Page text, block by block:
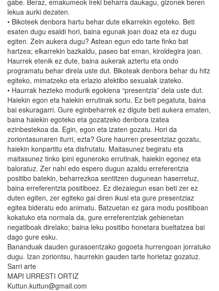
gabe. Beraz, emakumeok ireki beharra daukagu, gizonek beren
lekua aurki dezaten.
• Bikoteek denbora hartu behar dute elkarrekin egoteko. Beti
esaten dugu esaldi hori, baina egunak joan doaz eta ez dugu
egiten. Zein aukera dugu? Astean egun edo tarte finko bat
hartzea; elkarrekin bazkaldu, paseo bat eman, kiroldegira joan.
Haurrek etenik ez dute, baina aukerak aztertu eta ondo
programatu behar direla uste dut. Bikoteak denbora behar du hitz
egiteko, mimatzeko eta erlazio afektibo sexualak izateko.
• Haurrak hezteko modurik egokiena “presentzia” dela uste dut.
Haiekin egon eta haiekin errutinak sortu. Ez beti pegatuta, baina
bai eskuragarri. Gure eginbeharrek ez digute beti aukera ematen,
baina haiekin egoteko eta gozatzeko denbora izatea
ezinbestekoa da. Egin, egon eta izaten gozatu. Hori da
zoriontasunaren iturri, ezta? Gure haurren presentziaz gozatu,
haiekin konpartitu eta disfrutatu. Maitasunez begiratu eta
maitasunez tinko ipini eguneroko errutinak, haiekin egonez eta
baloratuz. Zer nahi edo espero dugun azaldu erreferentzia
positibo batekin, beharrezkoa sentitzen dugunean haserretuz,
baina erreferentzia positiboez. Ez diezaiegun esan beti zer ez
duten egiten, zer egiteko gai diren ikusi eta gure presentziaz
egitea bideratu edo animatu. Batzuetan ez gara modu positiboan
kokatuko eta normala da, gure erreferentziak gehienetan
negatiboak direlako; baina leku positibo honetara bueltatzea bai
dago gure esku.
Bananduak dauden gurasoentzako gogoeta hurrengoan jorratuko
dugu. Izan zoriontsu, haurrekin gauden tarte horietaz gozatuz.
Sarri arte
MAPI URRESTI ORTIZ
Kuttun.kuttun@gmail.com